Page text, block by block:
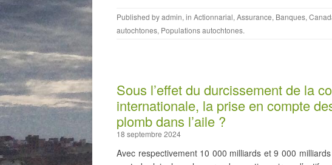
Published byadmin, in Actionnarial, Assurance, Banques,
autochtones, Populations autochtones.
Sous l’effet du durcissement de la
internationale, la prise en compte
plomb dans l’aile ?
18 septembre 2024
Avec respectivement 10 000 milliards et 9 000